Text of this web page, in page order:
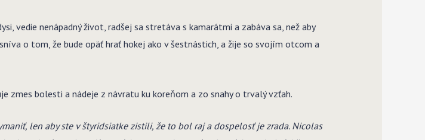
vedie nenápadný život, radšej sa stretáva s kamarátmi a zabáva sa, než aby
o tom, že bude opäť hrať hokej ako v šestnástich, a žije so svojím otcom a
zmes bolesti a nádeje z návratu ku koreňom a zo snahy o trvalý vzťah.
len aby ste v štyridsiatke zistili, že to bol raj a dospelosť je zrada. Nicolas